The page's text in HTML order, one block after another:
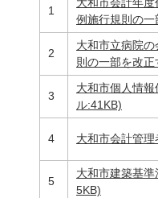
1
例施行規則の
2
大和市立病院
則の一部を改
3
大和市個人情
ル:41KB)
4 大和市会計管
5
大和市建築基
5KB)